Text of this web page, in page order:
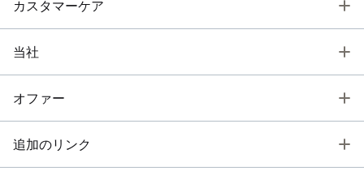
カスタマーケア
当社
オファー
追加のリンク